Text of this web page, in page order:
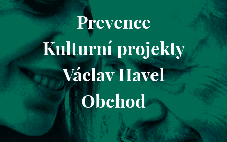
Prevence
Kulturní projekty
Václav Havel
Obchod